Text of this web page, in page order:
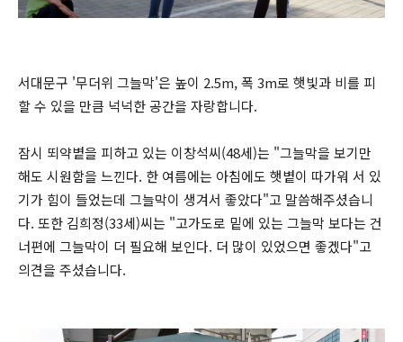
서대문구 '무더위 그늘막'은 높이 2.5m, 폭 3m로 햇빛과 비를 피
할 수 있을 만큼 넉넉한 공간을 자랑합니다.
잠시 뙤약볕을 피하고 있는 이창석씨(48세)는 "그늘막을 보기만
해도 시원함을 느낀다. 한 여름에는 아침에도 햇볕이 따가워 서 있
기가 힘이 들었는데 그늘막이 생겨서 좋았다"고 말씀해주셨습니
다. 또한 김희정(33세)씨는 "고가도로 밑에 있는 그늘막 보다는 건
너편에 그늘막이 더 필요해 보인다. 더 많이 있었으면 좋겠다"고
의견을 주셨습니다.